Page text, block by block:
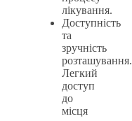
лікування.
Доступність
та
зручність
розташування.
Легкий
доступ
до
місця